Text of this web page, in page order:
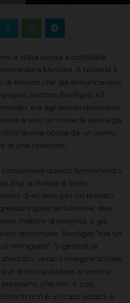
è stata uccisa a coltellate
a Messina. A trovarla è
di silenzio che già annunciavano
Santino Bonfiglio, 67
era agli arresti domiciliari
e solo un mese fa aveva già
donna uccisa da un uomo
di una relazione.
consumava questo femminicidio,
(Rg) la Polizia di Stato
di 45 anni per un tentato
quasi simultanee, due
matrice di violenza. E già
raccontate: Bonfiglio “era un
immigrato”. Si getterà la
verso il margine sociale
di non guardare al centro
che non è così.
non è un caso isolato: è